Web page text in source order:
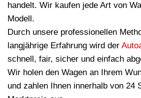
handelt. Wir kaufen jede Art von
Modell.
Durch unsere professionellen
langjährige Erfahrung wird der
schnell, fair, sicher und einfach
Wir holen den Wagen an Ihrem
und zahlen Ihnen innerhalb von 24